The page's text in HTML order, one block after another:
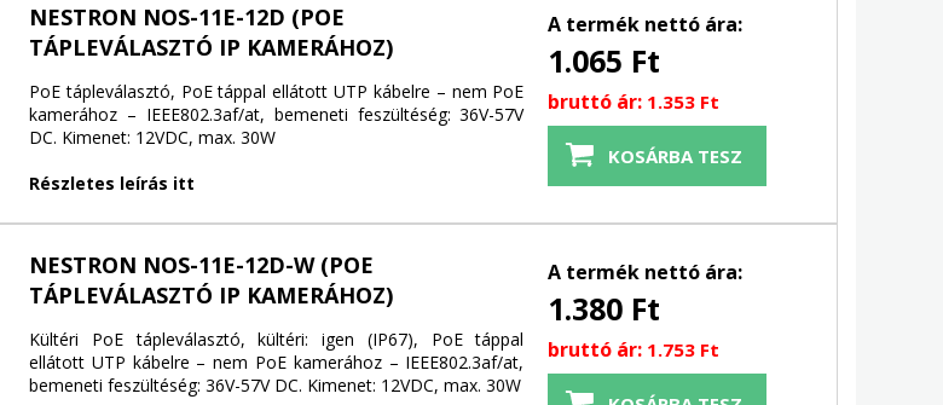
NESTRON NOS-11E-12D (POE
TÁPLEVÁLASZTÓ IP KAMERÁHOZ)
PoE tápleválasztó, PoE táppal ellátott UTP kábelre – nem PoE
kamerához – IEEE802.3af/at, bemeneti feszültéség: 36V-57V
DC. Kimenet: 12VDC, max. 30W
Részletes leírás itt
A termék nettó ára:
1.065 Ft
bruttó ár: 1.353 Ft
NESTRON NOS-11E-12D-W (POE
TÁPLEVÁLASZTÓ IP KAMERÁHOZ)
Kültéri PoE tápleválasztó, kültéri: igen (IP67), PoE táppal
ellátott UTP kábelre – nem PoE kamerához – IEEE802.3af/at,
bemeneti feszültéség: 36V-57V DC. Kimenet: 12VDC, max. 30W
A termék nettó ára:
1.380 Ft
bruttó ár: 1.753 Ft